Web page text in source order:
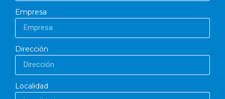
Empresa
Dirección
Localidad